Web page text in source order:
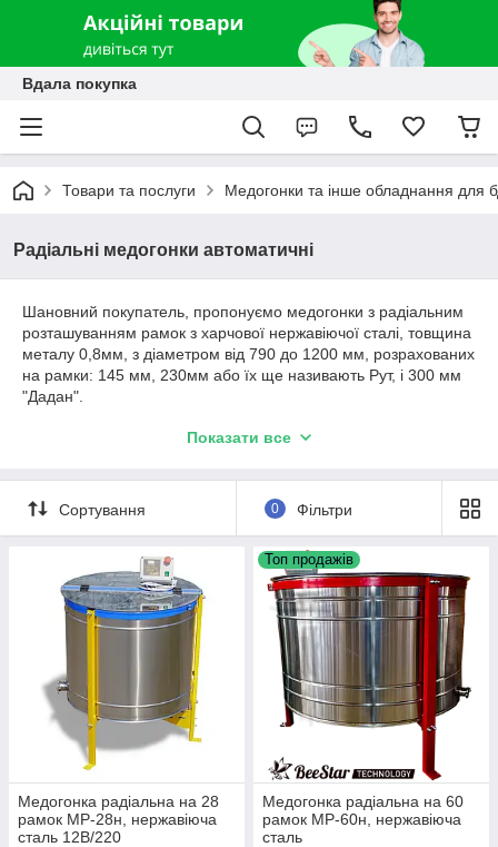
Вдала покупка
Товари та послуги Медогонки та інше обладнання для
Радіальні медогонки автоматичні
Шановний покупатель, пропонуємо медогонки з радіальним
розташуванням рамок з харчової нержавіючої сталі, товщина
металу 0,8мм, з діаметром від 790 до 1200 мм, розрахованих
на рамки: 145 мм, 230мм або їх ще називають Рут, і 300 мм
"Дадан".
ціни значно приємніші.
Вибирайте та замовляйте!
Якщо залишилися питання-дзвоніть або пишіть у вайбер за
тел. +380975760160
Показати все
Сортування 0 Фільтри
Медогонка радіальна на 28
рамок МР-28н, нержавіюча
сталь 12В/220
Топ продажів
Медогонка радіальна на 60
рамок МР-60н, нержавіюча
сталь